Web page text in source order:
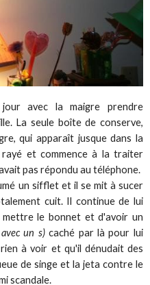
avec la maigre prendre
La seule boîte de conserve,
qui apparaît jusque dans la
et commence à la traiter
pas répondu au téléphone.
un sifflet et il se mit à sucer
cuit. Il continue de lui
le bonnet et d'avoir un
un s)caché par là pour lui
à voir et qu'il dénudait des
de singe et la jeta contre le
scandale.